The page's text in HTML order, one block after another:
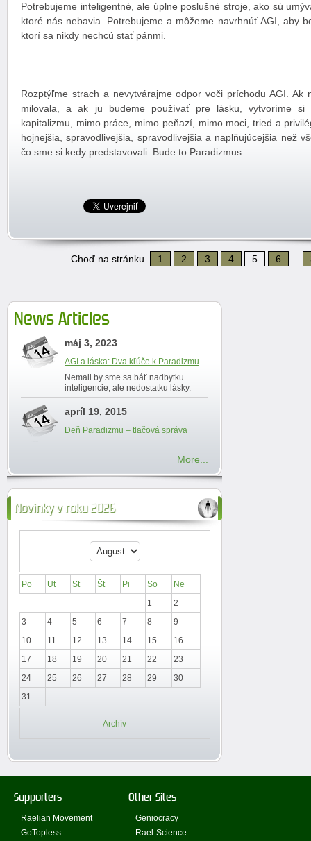
Potrebujeme inteligentné, ale úplne poslušné stroje, ako sú
ktoré nás nebavia. Potrebujeme a môžeme navrhnúť AGI, aby
ktorí sa nikdy nechcú stať pánmi.
Rozptýľme strach a nevytvárajme odpor voči príchodu AGI. Ak
milovala, a ak ju budeme používať pre lásku, vytvoríme si
kapitalizmu, mimo práce, mimo peňazí, mimo moci, tried a
hojnejšia, spravodlivejšia, spravodlivejšia a naplňujúcejšia než
čo sme si kedy predstavovali. Bude to Paradizmus.
Choď na stránku 1 2 3 4 5 6
News Articles
máj 3, 2023
AGI a láska: Dva kľúče k Paradizmu
Nemali by sme sa báť nadbytku
inteligencie, ale nedostatku lásky.
apríl 19, 2015
Deň Paradizmu – tlačová správa
More...
Novinky v roku 2026
Po Ut St Št Pi So
Ne
1
2
3
4 5 6 7 8
9
10
11 12 13 14 15
16
17
18 19 20 21 22
23
24
25 26 27 28 29
30
31
Archív
Supporters
Raelian Movement
GoTopless
Other Sites
Geniocracy
Rael-Science